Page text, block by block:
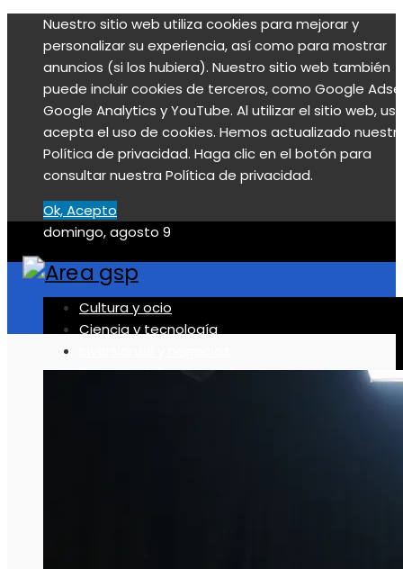
Nuestro sitio web utiliza cookies para mejorar y
personalizar su experiencia, así como para mostrar
anuncios (si los hubiera). Nuestro sitio web también
puede incluir cookies de terceros, como Google
Google Analytics y YouTube. Al utilizar el sitio web,
acepta el uso de cookies. Hemos actualizado
Política de privacidad. Haga clic en el botón para
consultar nuestra Política de privacidad.
Ok, Acepto
domingo, agosto 9
Cultura y ocio
Ciencia y tecnología
Responsabilidad social